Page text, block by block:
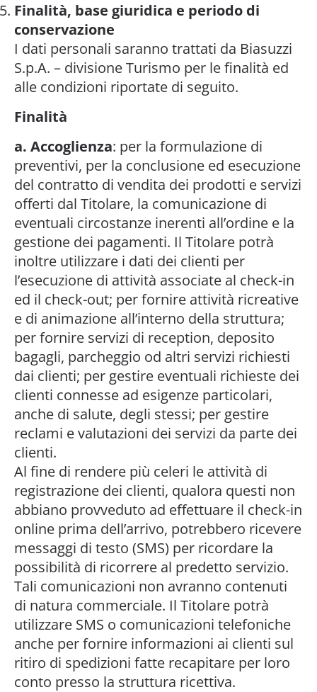
Finalità, base giuridica e periodo di
conservazione
I dati personali saranno trattati da Biasuzzi
S.p.A. – divisione Turismo per le finalità ed
alle condizioni riportate di seguito.
Finalità
a. Accoglienza: per la formulazione di
preventivi, per la conclusione ed esecuzione
del contratto di vendita dei prodotti e servizi
offerti dal Titolare, la comunicazione di
eventuali circostanze inerenti all’ordine e la
gestione dei pagamenti. Il Titolare potrà
inoltre utilizzare i dati dei clienti per
l’esecuzione di attività associate al check-in
ed il check-out; per fornire attività ricreative
e di animazione all’interno della struttura;
per fornire servizi di reception, deposito
bagagli, parcheggio od altri servizi richiesti
dai clienti; per gestire eventuali richieste dei
clienti connesse ad esigenze particolari,
anche di salute, degli stessi; per gestire
reclami e valutazioni dei servizi da parte dei
clienti.
Al fine di rendere più celeri le attività di
registrazione dei clienti, qualora questi non
abbiano provveduto ad effettuare il check-in
online prima dell’arrivo, potrebbero ricevere
messaggi di testo (SMS) per ricordare la
possibilità di ricorrere al predetto servizio.
Tali comunicazioni non avranno contenuti
di natura commerciale. Il Titolare potrà
utilizzare SMS o comunicazioni telefoniche
anche per fornire informazioni ai clienti sul
ritiro di spedizioni fatte recapitare per loro
conto presso la struttura ricettiva.